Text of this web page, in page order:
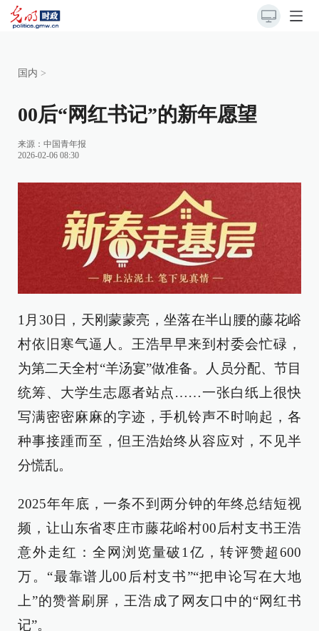
国内 >
00后“网红书记”的新年愿望
来源： 中国青年报
2026-02-06 08:30
1月30日，天刚蒙蒙亮，坐落在半山腰的藤花峪
村依旧寒气逼人。王浩早早来到村委会忙碌，
为第二天全村“羊汤宴”做准备。人员分配、节目
统筹、大学生志愿者站点……一张白纸上很快
写满密密麻麻的字迹，手机铃声不时响起，各
种事接踵而至，但王浩始终从容应对，不见半
分慌乱。
2025年年底，一条不到两分钟的年终总结短视
频，让山东省枣庄市藤花峪村00后村支书王浩
意外走红：全网浏览量破1亿，转评赞超600
万。“最靠谱儿00后村支书”“把申论写在大地
上”的赞誉刷屏，王浩成了网友口中的“网红书
记”。